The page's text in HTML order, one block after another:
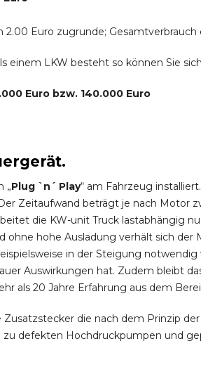
Euro zugrunde;
einem LKW besteht so können Sie
Euro bzw. 140.000 Euro
„Plug `n´ Play“ am Fahrzeug installiert.
Zeitaufwand beträgt je nach Motor
die KW-unit Truck lastabhängig
hohe Ausladung verhält sich der
in der Steigung
Auswirkungen hat. Zudem bleibt
als 20 Jahre Erfahrung aus dem
die nach dem Prinzip
defekten Hochdruckpumpen und